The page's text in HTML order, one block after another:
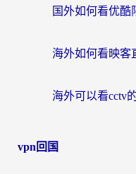
vpn回国